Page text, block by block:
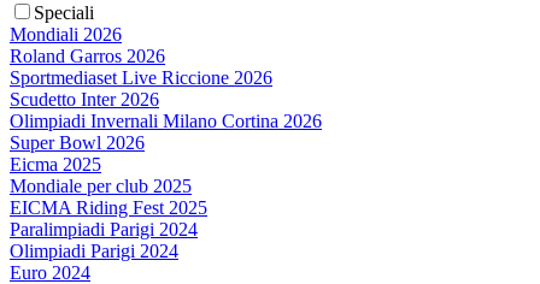
Speciali
Mondiali 2026
Roland Garros 2026
Sportmediaset Live Riccione 2026
Scudetto Inter 2026
Olimpiadi Invernali Milano Cortina 2026
Super Bowl 2026
Eicma 2025
Mondiale per club 2025
EICMA Riding Fest 2025
Paralimpiadi Parigi 2024
Olimpiadi Parigi 2024
Euro 2024